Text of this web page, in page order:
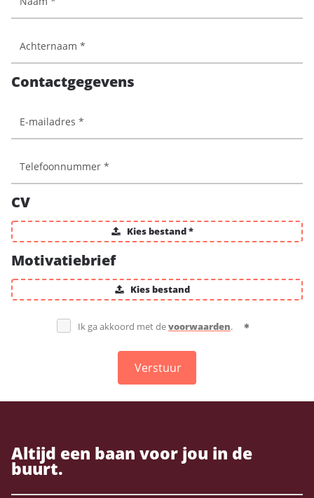
Contactgegevens
CV
Kies bestand *
Motivatiebrief
Kies bestand
Ik ga akkoord met devoorwaarden.
Verstuur
Altijd een baan voor jou in de
buurt.